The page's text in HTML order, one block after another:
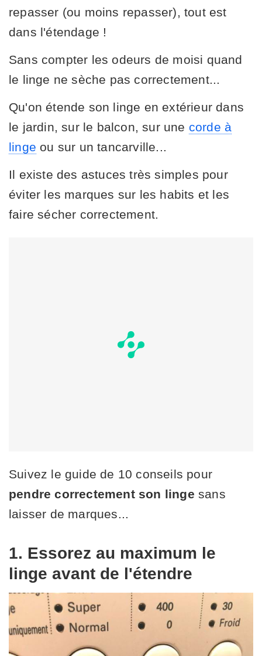
repasser (ou moins repasser), tout est
dans l'étendage !
Sans compter les odeurs de moisi quand
le linge ne sèche pas correctement...
Qu'on étende son linge en extérieur dans
le jardin, sur le balcon, sur une corde à
linge ou sur un tancarville...
Il existe des astuces très simples pour
éviter les marques sur les habits et les
faire sécher correctement.
Suivez le guide de 10 conseils pour
pendre correctement son linge sans
laisser de marques...
1. Essorez au maximum le
linge avant de l'étendre